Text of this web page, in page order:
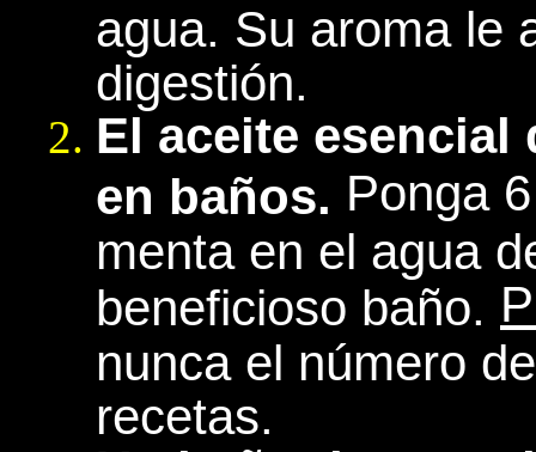
agua. Su aroma le
digestión.
El aceite
en baños. Ponga
menta en el agua
beneficioso baño.
nunca el número
recetas.